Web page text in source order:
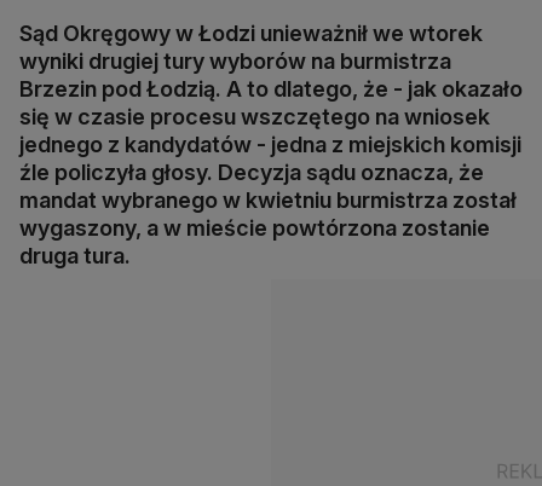
Sąd Okręgowy w Łodzi unieważnił we wtorek
wyniki drugiej tury wyborów na burmistrza
Brzezin pod Łodzią. A to dlatego, że - jak okazało
się w czasie procesu wszczętego na wniosek
jednego z kandydatów - jedna z miejskich komisji
źle policzyła głosy. Decyzja sądu oznacza, że
mandat wybranego w kwietniu burmistrza został
wygaszony, a w mieście powtórzona zostanie
druga tura.